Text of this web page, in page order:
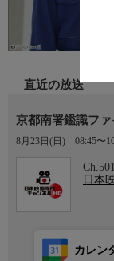
直近の放送
京都南署鑑識ファ
8月23日(日) 08:45〜
Ch.501
日本
カレン